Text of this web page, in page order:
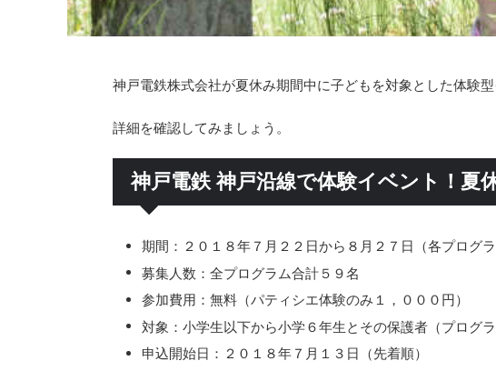
神戸電鉄株式会社が夏休み期間中に子どもを対象とした体験型
詳細を確認してみましょう。
神戸電鉄 神戸沿線で体験イベント！夏
期間：２０１８年７月２２日から８月２７日（各プログ
募集人数：全プログラム合計５９名
参加費用：無料（パティシエ体験のみ１，０００円）
対象：小学生以下から小学６年生とその保護者（プログ
申込開始日：２０１８年７月１３日（先着順）